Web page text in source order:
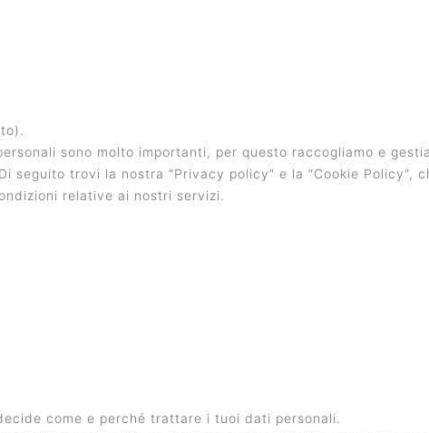
sono molto importanti, per questo raccogliamo e
seguito trovi la nostra “Privacy policy” e la “Cookie Policy”,
relative ai nostri servizi.
come e perché trattare i tuoi dati personali.